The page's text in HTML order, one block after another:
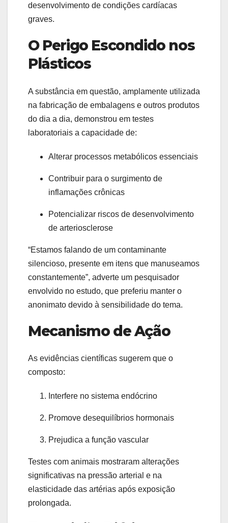
desenvolvimento de condições cardíacas
graves.
O Perigo Escondido nos
Plásticos
A substância em questão, amplamente utilizada
na fabricação de embalagens e outros produtos
do dia a dia, demonstrou em testes
laboratoriais a capacidade de:
Alterar processos metabólicos essenciais
Contribuir para o surgimento de
inflamações crônicas
Potencializar riscos de desenvolvimento
de arteriosclerose
“Estamos falando de um contaminante
silencioso, presente em itens que manuseamos
constantemente”, adverte um pesquisador
envolvido no estudo, que preferiu manter o
anonimato devido à sensibilidade do tema.
Mecanismo de Ação
As evidências científicas sugerem que o
composto:
Interfere no sistema endócrino
Promove desequilíbrios hormonais
Prejudica a função vascular
Testes com animais mostraram alterações
significativas na pressão arterial e na
elasticidade das artérias após exposição
prolongada.